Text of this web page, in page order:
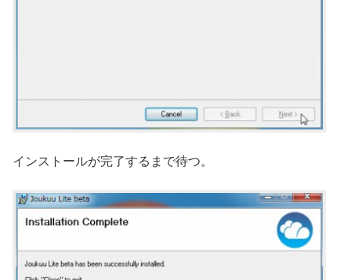
インストールが完了するまで待つ。